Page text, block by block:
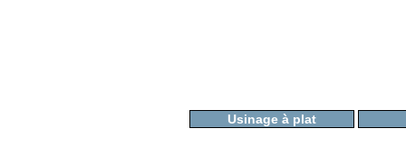
Usinage à plat